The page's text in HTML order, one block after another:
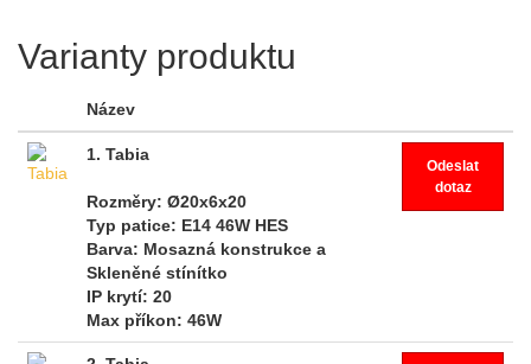
Varianty produktu
Název
1. Tabia
Rozměry: Ø20x6x20
Typ patice: E14 46W HES
Barva: Mosazná konstrukce a
Skleněné stínítko
IP krytí: 20
Max příkon: 46W
Odeslat
dotaz